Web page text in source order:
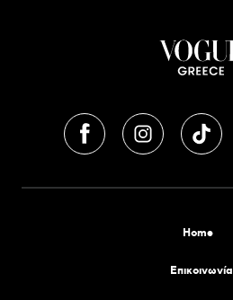
Home
Επικοινωνία